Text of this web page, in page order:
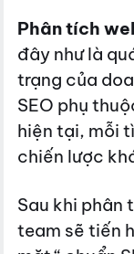
Phân tích
đây như là
trạng của
SEO phụ
hiện tại, mỗi
chiến lược
Sau khi
team sẽ tiến